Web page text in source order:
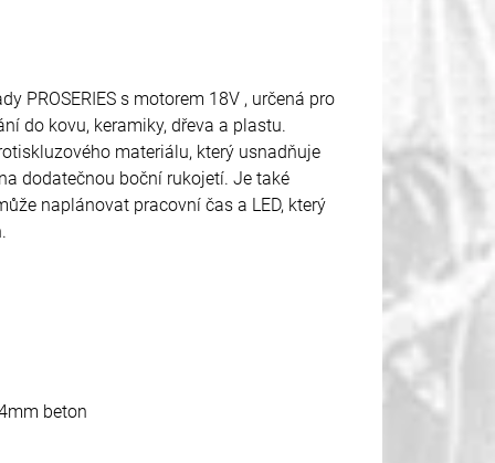
PROSERIES s motorem 18V , určená pro
do kovu, keramiky, dřeva a plastu.
materiálu, který usnadňuje
dodatečnou boční rukojetí. Je také
naplánovat pracovní čas a LED, který
beton